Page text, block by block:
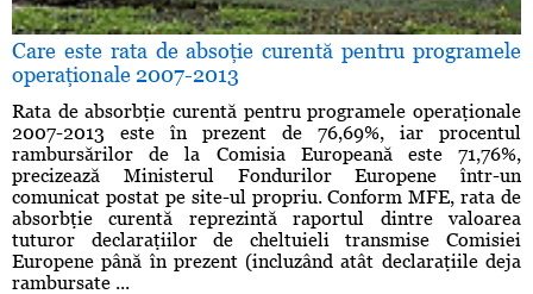
Care este rata de absoţie curentă pentru programele
operaţionale 2007-2013
Rata de absorbţie curentă pentru programele operaţionale
2007-2013 este în prezent de 76,69%, iar procentul
rambursărilor de la Comisia Europeană este 71,76%,
precizează Ministerul Fondurilor Europene într-un
comunicat postat pe site-ul propriu. Conform MFE, rata de
absorbţie curentă reprezintă raportul dintre valoarea
tuturor declaraţiilor de cheltuieli transmise Comisiei
Europene până în prezent (incluzând atât declaraţiile deja
rambursate ...